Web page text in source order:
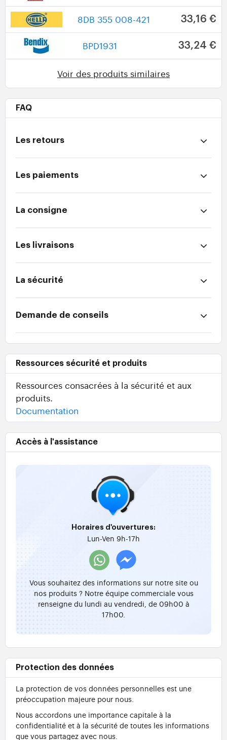
8DB 355 008-421 33,16 €
BPD1931 33,24 €
Voir des produits similaires
FAQ
Les retours
Les paiements
La consigne
Les livraisons
La sécurité
Demande de conseils
Ressources sécurité et produits
Ressources consacrées à la sécurité et aux
produits.
Documentation
Accès à l'assistance
Horaires d'ouvertures:
Lun-Ven 9h-17h
Vous souhaitez des informations sur notre site ou
nos produits ? Notre équipe commerciale vous
renseigne du lundi au vendredi, de 09h00 à
17h00.
Protection des données
La protection de vos données personnelles est une
préoccupation majeure pour nous.
Nous accordons une importance capitale à la
confidentialité et à la sécurité de toutes les informations
que vous partagez avec nous.